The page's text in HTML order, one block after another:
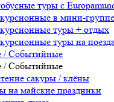
туры с
в мини-группе
туры + отдых
туры на
/ Событийные
/ Событийные
сакуры / клёны
на майские праздники